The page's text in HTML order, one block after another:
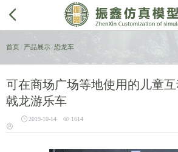

首页 产品展示/恐龙车
可在商场广场等地使用的儿童
戟龙游乐车

 2019-10-14  1614